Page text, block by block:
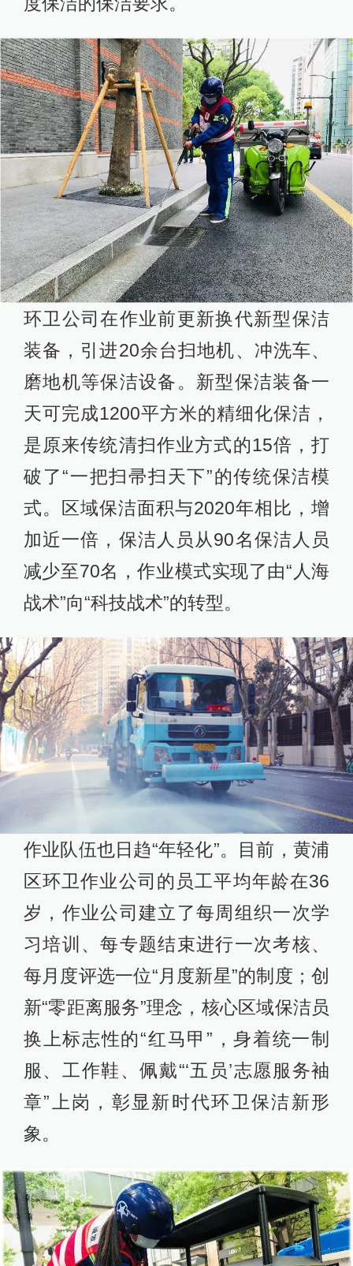
环卫公司在作业前更新换代新型保洁
装备，引进20余台扫地机、冲洗车、
磨地机等保洁设备。新型保洁装备一
天可完成1200平方米的精细化保洁，
是原来传统清扫作业方式的15倍，打
破了“一把扫帚扫天下”的传统保洁模
式。区域保洁面积与2020年相比，增
加近一倍，保洁人员从90名保洁人员
减少至70名，作业模式实现了由“人海
战术”向“科技战术”的转型。
作业队伍也日趋“年轻化”。目前，黄浦
区环卫作业公司的员工平均年龄在36
岁，作业公司建立了每周组织一次学
习培训、每专题结束进行一次考核、
每月度评选一位“月度新星”的制度；创
新“零距离服务”理念，核心区域保洁员
换上标志性的“红马甲”，身着统一制
服、工作鞋、佩戴“‘五员’志愿服务袖
章”上岗，彰显新时代环卫保洁新形
象。